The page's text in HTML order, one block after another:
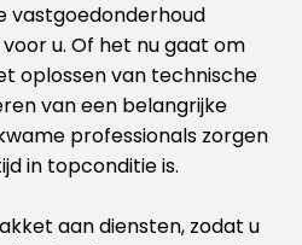
vastgoedonderhoud
u. Of het nu gaat om
oplossen van technische
van een belangrijke
professionals zorgen
in topconditie is.
aan diensten, zodat u